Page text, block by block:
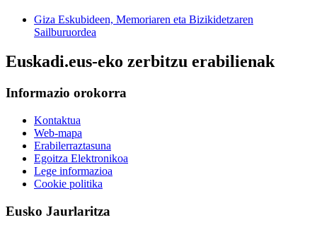
Giza Eskubideen, Memoriaren eta Bizikidetzaren
Sailburuordea
Euskadi.eus-eko zerbitzu erabilienak
Informazio orokorra
Kontaktua
Web-mapa
Erabilerraztasuna
Egoitza Elektronikoa
Lege informazioa
Cookie politika
Eusko Jaurlaritza